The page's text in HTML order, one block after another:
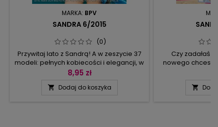
MARKA: BPV
SANDRA 6/2015
(0)
Przywitaj lato z Sandrą! A w zeszycie 37
modeli: pełnych kobiecości i elegancji, w
pudrowych odcieniach beżu i różu,
jedwabiu, a także dzianiny w żywych
8,95 zł
 Dodaj do koszyka
Czy zadałaś
nowego chcesz
postawisz na
